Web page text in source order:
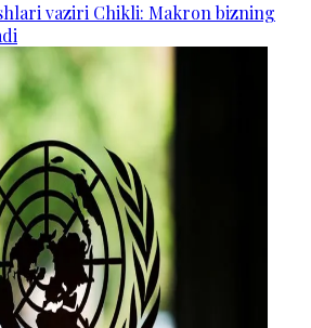
vaziri Chikli: Makron bizning